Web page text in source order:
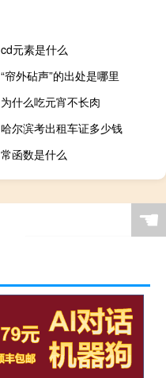
cd元素是什么
“帘外砧声”的出处是哪里
为什么吃元宵不长肉
哈尔滨考出租车证多少钱
常函数是什么
☚